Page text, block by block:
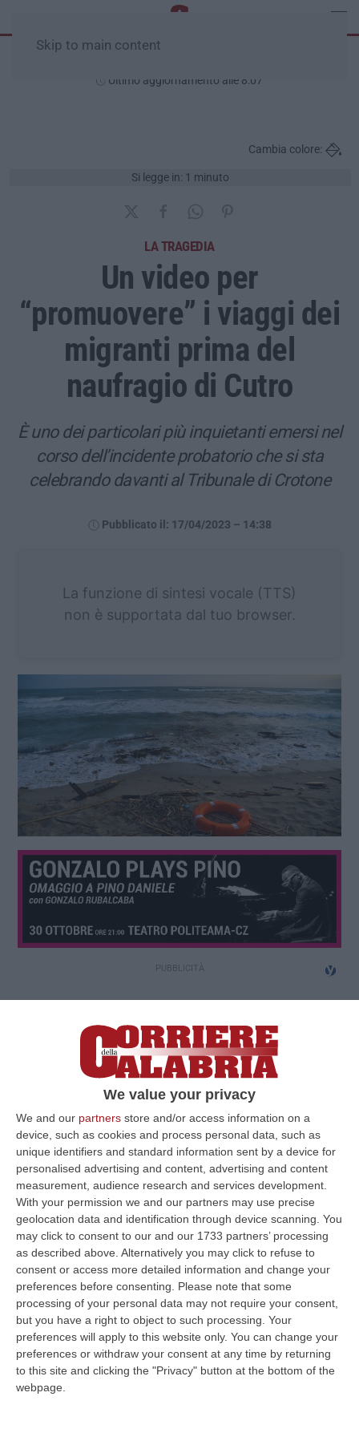
We value your privacy
We and our partners store and/or access information on a
device, such as cookies and process personal data, such as
unique identifiers and standard information sent by a device for
personalised advertising and content, advertising and content
measurement, audience research and services development.
With your permission we and our partners may use precise
geolocation data and identification through device scanning. You
may click to consent to our and our 1733 partners’ processing
as described above. Alternatively you may click to refuse to
consent or access more detailed information and change your
preferences before consenting.
Please note that some
processing of your personal data may not require your consent,
but you have a right to object to such processing. Your
preferences will apply to this website only. You can change your
preferences or withdraw your consent at any time by returning
to this site and clicking the "Privacy" button at the bottom of the
webpage.
Skip to main content
Ultimo aggiornamento alle 8:07
Si legge in: 1 minuto
Cambia colore:
LA TRAGEDIA
Un video per
“promuovere” i viaggi dei
migranti prima del
naufragio di Cutro
È uno dei particolari più inquietanti emersi nel
corso dell’incidente probatorio che si sta
celebrando davanti al Tribunale di Crotone
Pubblicato il: 17/04/2023 – 14:38
La funzione di sintesi vocale (TTS)
non è supportata dal tuo browser.
Clicca e segui “Corriere della Calabria” su Google News
CROTONE Un video per “promuovere” i viaggi
dei migranti verso l’Europa. E’ uno dei